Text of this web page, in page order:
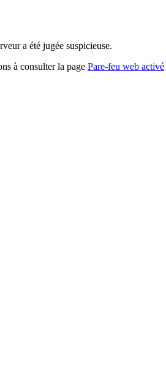
a été jugée suspicieuse.
à consulter la page Pare-feu web activé